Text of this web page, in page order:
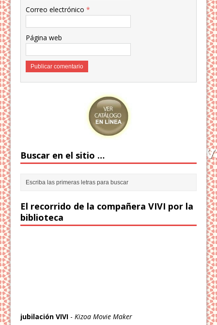
Correo electrónico*
Página web
Buscar en el sitio …
El recorrido de la compañera VIVI por la
biblioteca
jubilación VIVI -Kizoa Movie Maker